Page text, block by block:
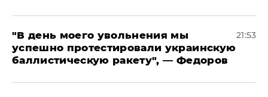
​"В день моего увольнения мы
успешно протестировали украинскую
баллистическую ракету", — Федоров
21:53